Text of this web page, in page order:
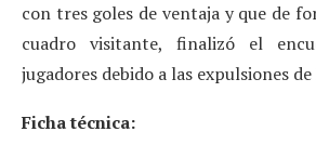
con tres goles de ventaja y que de
cuadro visitante, finalizó el
jugadores debido a las expulsiones
Ficha técnica: